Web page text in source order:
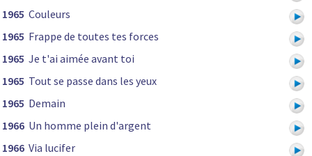
1965 Couleurs
1965 Frappe de toutes tes forces
1965 Je t'ai aimée avant toi
1965 Tout se passe dans les yeux
1965 Demain
1966 Un homme plein d'argent
1966 Via lucifer